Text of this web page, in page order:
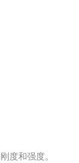
度和强度。